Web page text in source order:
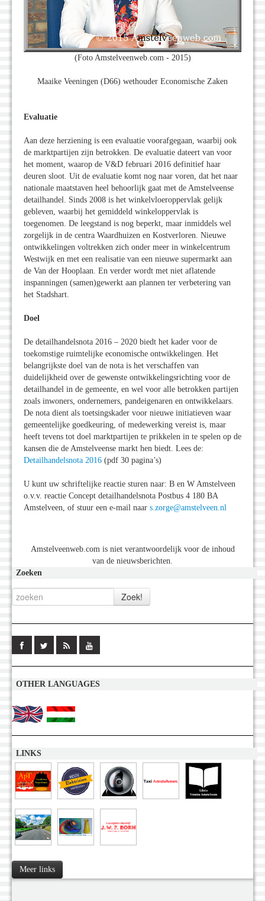
(Foto Amstelveenweb.com - 2015)
Maaike Veeningen (D66) wethouder Economische Zaken
Evaluatie
Aan deze herziening is een evaluatie voorafgegaan, waarbij ook
de marktpartijen zijn betrokken. De evaluatie dateert van voor
het moment, waarop de V&D februari 2016 definitief haar
deuren sloot. Uit de evaluatie komt nog naar voren, dat het naar
nationale maatstaven heel behoorlijk gaat met de Amstelveense
detailhandel. Sinds 2008 is het winkelvloeroppervlak gelijk
gebleven, waarbij het gemiddeld winkeloppervlak is
toegenomen. De leegstand is nog beperkt, maar inmiddels wel
zorgelijk in de centra Waardhuizen en Kostverloren. Nieuwe
ontwikkelingen voltrekken zich onder meer in winkelcentrum
Westwijk en met een realisatie van een nieuwe supermarkt aan
de Van der Hooplaan. En verder wordt met niet aflatende
inspanningen (samen)gewerkt aan plannen ter verbetering van
het Stadshart.
Doel
De detailhandelsnota 2016 – 2020 biedt het kader voor de
toekomstige ruimtelijke economische ontwikkelingen. Het
belangrijkste doel van de nota is het verschaffen van
duidelijkheid over de gewenste ontwikkelingsrichting voor de
detailhandel in de gemeente, en wel voor alle betrokken partijen
zoals inwoners, ondernemers, pandeigenaren en ontwikkelaars.
De nota dient als toetsingskader voor nieuwe initiatieven waar
gemeentelijke goedkeuring, of medewerking vereist is, maar
heeft tevens tot doel marktpartijen te prikkelen in te spelen op de
kansen die de Amstelveense markt hen biedt. Lees de:
Detailhandelsnota 2016 (pdf 30 pagina’s)
U kunt uw schriftelijke reactie sturen naar: B en W Amstelveen
o.v.v. reactie Concept detailhandelsnota Postbus 4 180 BA
Amstelveen, of stuur een e-mail naar s.zorge@amstelveen.nl
Amstelveenweb.com is niet verantwoordelijk voor de inhoud
van de nieuwsberichten.
Zoeken
OTHER LANGUAGES
LINKS
Meer links